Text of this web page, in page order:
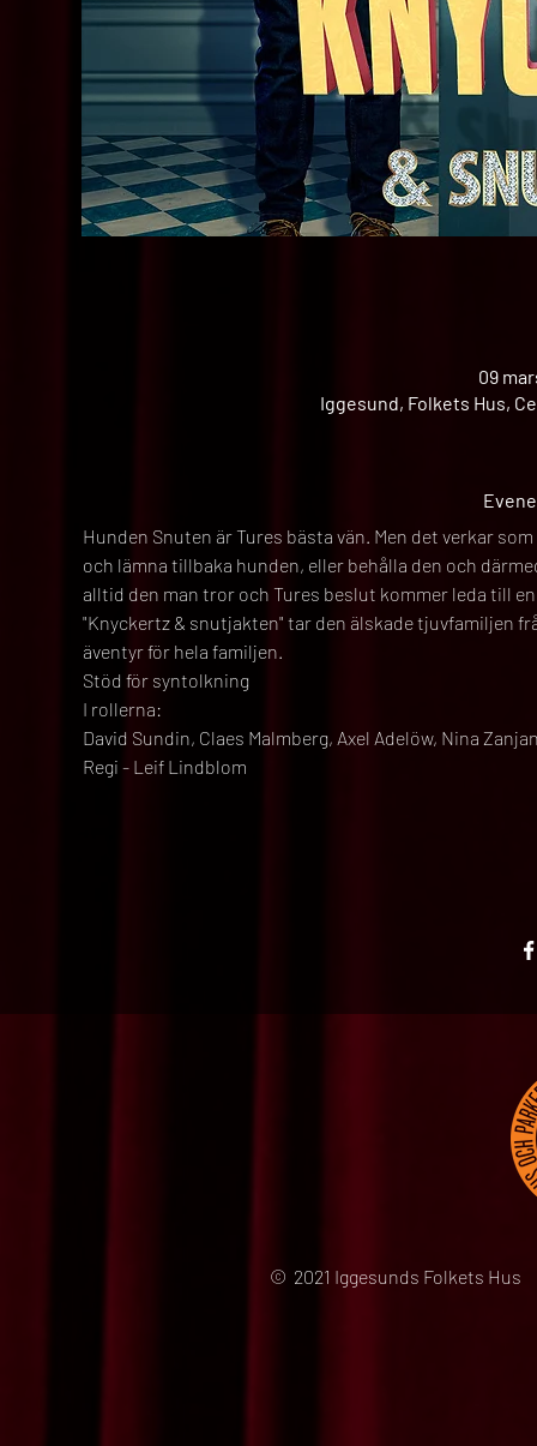
09
Iggesund, Folkets Hus,
Hunden Snuten är Tures bästa vän. Men det verkar
och lämna tillbaka hunden, eller behålla den och
alltid den man tror och Tures beslut kommer leda till
"Knyckertz & snutjakten" tar den älskade tjuvfamiljen
äventyr för hela familjen.
Stöd för syntolkning
I rollerna:
David Sundin, Claes Malmberg, Axel Adelöw, Nina
Regi - Leif Lindblom
© 2021 Iggesunds Folkets